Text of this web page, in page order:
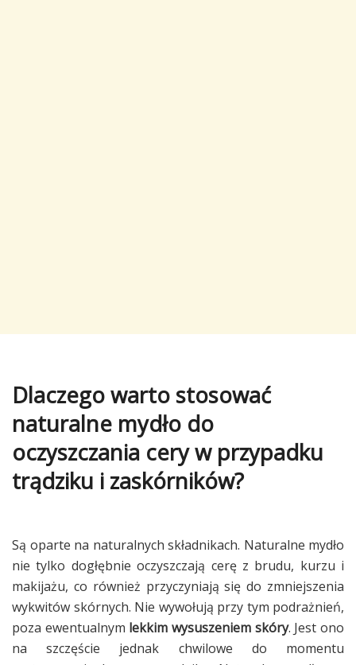
Dlaczego warto stosować
naturalne mydło do
oczyszczania cery w przypadku
trądziku i zaskórników?
Są oparte na naturalnych składnikach. Naturalne mydło
nie tylko dogłębnie oczyszczają cerę z brudu, kurzu i
makijażu, co również przyczyniają się do zmniejszenia
wykwitów skórnych. Nie wywołują przy tym podrażnień,
poza ewentualnym lekkim wysuszeniem skóry. Jest ono
na szczęście jednak chwilowe do momentu